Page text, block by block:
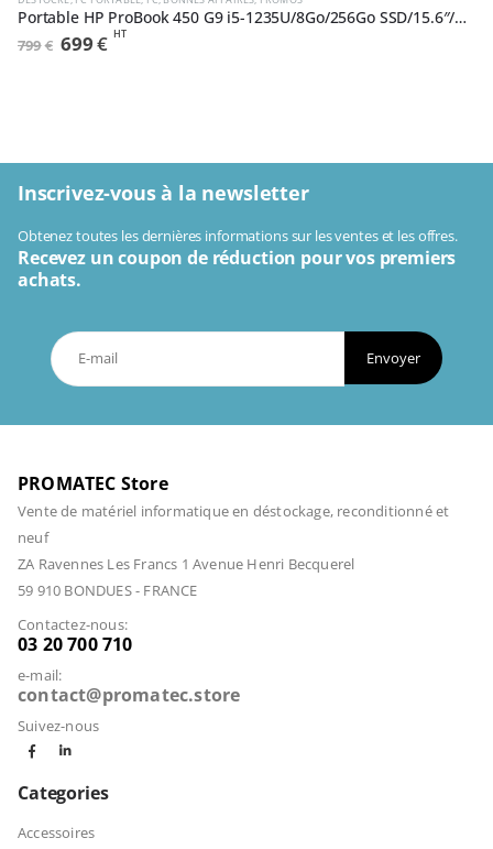
Portable HP ProBook 450 G9 i5-1235U/8Go/256Go SSD/15.6″/W11Pro (6A286EA#ABF)
799€ Le
699€Le
HT
Inscrivez-vous à la newsletter
Obtenez toutes les dernières informations sur les ventes et les offres.
Recevez un coupon de réduction pour vos premiers
achats.
Envoyer
PROMATEC Store
Vente de matériel informatique en déstockage, reconditionné et
neuf
ZA Ravennes Les Francs 1 Avenue Henri Becquerel
59 910 BONDUES - FRANCE
Contactez-nous:
03 20 700 710
e-mail:
contact@promatec.store
Suivez-nous
Categories
Accessoires